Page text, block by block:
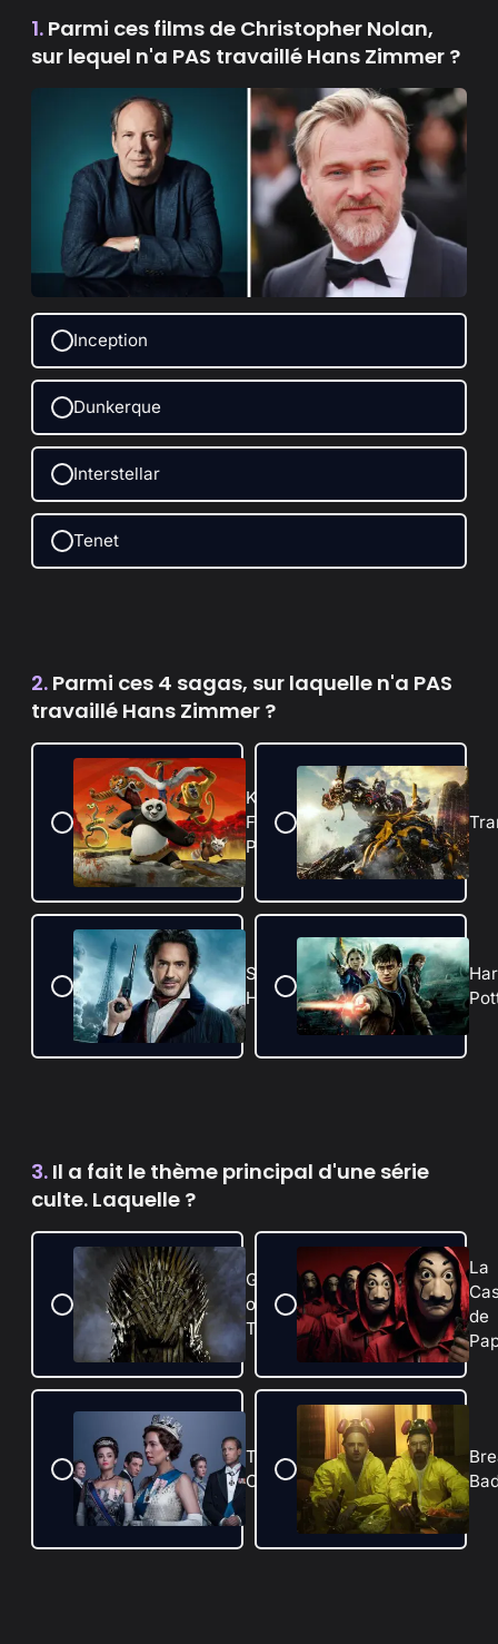
1. Parmi ces films de Christopher Nolan,
sur lequel n'a PAS travaillé Hans Zimmer ?
Inception
Dunkerque
Interstellar
Tenet
2. Parmi ces 4 sagas, sur laquelle n'a PAS
travaillé Hans Zimmer ?
Kung
Fu
Panda
Sherlock
Holmes
3. Il a fait le thème principal d'une série
culte. Laquelle ?
Game
of
Thrones
La
de
The
Crown